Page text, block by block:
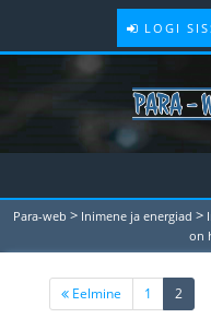
LOGI
Para-web > Inimene ja energiad >
on
Eelmine 1 2